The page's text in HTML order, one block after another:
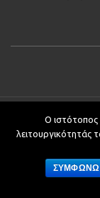
Copyright ©
Κείμενα -
Ο ιστότοπος
λειτουργικότητάς
ΣΥΜΦΩΝΩ